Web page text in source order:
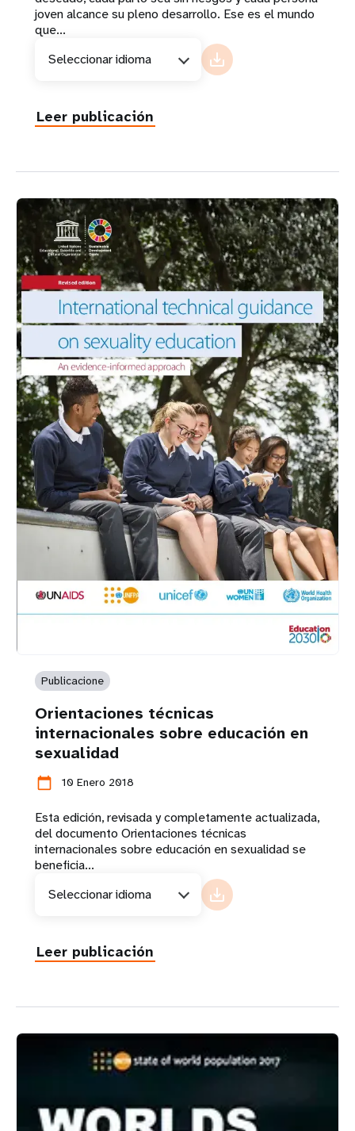
joven alcance su pleno desarrollo. Ese es el mundo
que...
Seleccionar idioma
Leer publicación
Publicacione
Orientaciones técnicas
internacionales sobre educación en
sexualidad
calendar_today 10 Enero 2018
Esta edición, revisada y completamente actualizada,
del documento Orientaciones técnicas
internacionales sobre educación en sexualidad se
beneficia...
Seleccionar idioma
Leer publicación